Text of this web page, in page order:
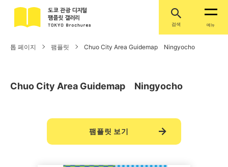
검색 메뉴
톱 페이지 팸플릿 Chuo City Area Guidemap Ningyocho
Chuo City Area Guidemap Ningyocho
팸플릿 보기